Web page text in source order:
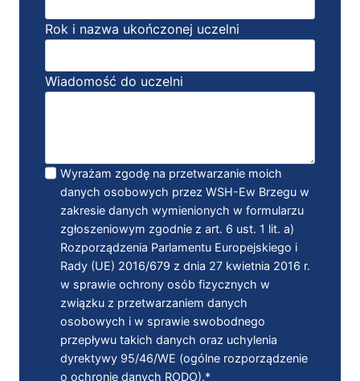
Rok i nazwa ukończonej uczelni
Wiadomość do uczelni
Wyrażam zgodę na przetwarzanie moich
danych osobowych przez WSH-Ew Brzegu w
zakresie danych wymienionych w formularzu
zgłoszeniowym zgodnie z art. 6 ust. 1 lit. a)
Rozporządzenia Parlamentu Europejskiego i
Rady (UE) 2016/679 z dnia 27 kwietnia 2016 r.
w sprawie ochrony osób fizycznych w
związku z przetwarzaniem danych
osobowych i w sprawie swobodnego
przepływu takich danych oraz uchylenia
dyrektywy 95/46/WE (ogólne rozporządzenie
o ochronie danych RODO).*